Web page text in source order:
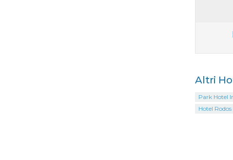
Altri
Park Hotel
Hotel Rodos